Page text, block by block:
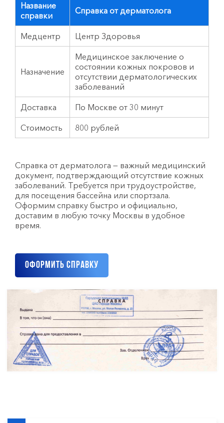
Название
справки
Справка от дерматолога
Медцентр Центр Здоровья
Назначение
Медицинское заключение о
состоянии кожных покровов и
отсутствии дерматологических
заболеваний
Доставка По Москве от 30 минут
Стоимость 800 рублей
Справка от дерматолога — важный медицинский
документ, подтверждающий отсутствие кожных
заболеваний. Требуется при трудоустройстве,
для посещения бассейна или спортзала.
Оформим справку быстро и официально,
доставим в любую точку Москвы в удобное
время.
Оформить справку